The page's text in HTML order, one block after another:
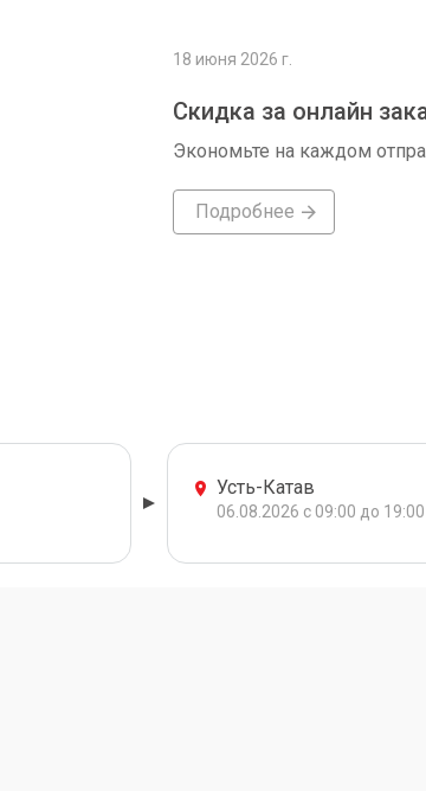
18 июня 2026 г.
Скидка за онлайн
Экономьте на каждом
Подробнее
Усть-Катав
06.08.2026 с 09:00 до 19:00